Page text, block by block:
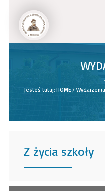
Jesteś tutaj:HOME /Wydarzenia
Z życia szkoły
______